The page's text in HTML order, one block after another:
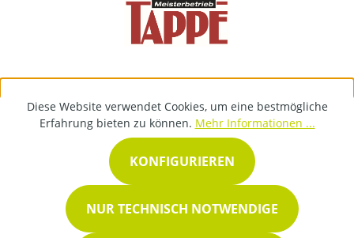
Diese Website verwendet Cookies, um eine bestmögliche
Erfahrung bieten zu können. Mehr Informationen ...
NUR TECHNISCH NOTWENDIGE
KONFIGURIEREN